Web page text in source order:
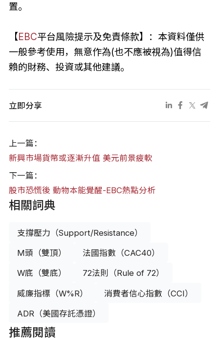
置。
【EBC平台風險提示及免責條款】：本資料僅供
一般參考使用，無意作為(也不應被視為)值得信
賴的財務、投資或其他建議。
立即分享
上一篇：
新興市場貨幣或逐漸升值 美元前景疲軟
下一篇：
股市恐慌後 動物本能覺醒-EBC熱點分析
相關詞典
支撐壓力（Support/Resistance）
M頭（雙頂） 法國指數（CAC40）
W底（雙底） 72法則（Rule of 72）
威廉指標（W%R） 消費者信心指數（CCI）
ADR（美國存託憑證）
推薦閱讀